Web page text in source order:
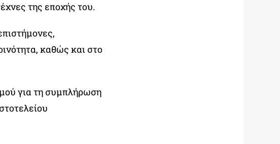
της εποχής του.
καθώς και στο
για τη συμπλήρωση